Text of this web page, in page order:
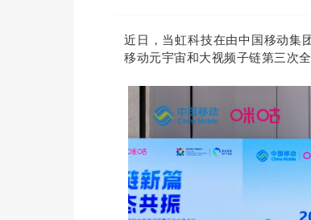
近日，当虹科技在由中国移动集
移动元宇宙和大视频子链第三次全